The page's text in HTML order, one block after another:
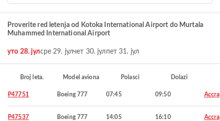
Proverite red letenja od Kotoka International Airport do Murtala
Muhammed International Airport
уто 28. јулсре 29. јулчет 30. јулпет 31. јул
Broj leta. Model aviona Polasci Dolazi
P47751 Boeing 777 07:45 09:50 Accra
P47537 Boeing 777 14:05 16:10 Accra